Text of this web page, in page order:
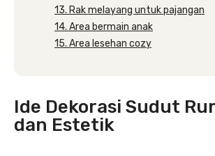
13. Rak melayang untuk pajangan
14. Area bermain anak
15. Area lesehan cozy
Ide Dekorasi Sudut
dan Estetik